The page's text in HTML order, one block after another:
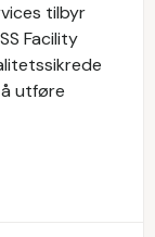
tilbyr
Facility
utføre